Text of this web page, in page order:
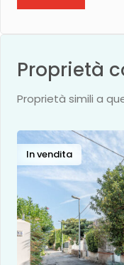
Proprietà
Proprietà simili a
In vendita